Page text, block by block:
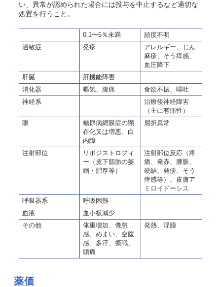
い、異常が認められた場合には投与を中止するなど適切な
処置を行うこと。
0.1〜5％未満
頻度不明
過敏症
発疹
アレルギー、じん
麻疹、そう痒感、
血圧降下
肝臓
肝機能障害
消化器
嘔気、腹痛
食欲不振、嘔吐
神経系
治療後神経障害
（主に有痛性）
眼
糖尿病網膜症の顕
在化又は増悪、白
内障
屈折異常
注射部位
リポジストロフィ
ー（皮下脂肪の萎
縮・肥厚等）
注射部位反応（疼
痛、発赤、腫脹、
硬結、発疹、そう
痒感等）、皮膚ア
ミロイドーシス
呼吸器系
呼吸困難
血液
血小板減少
その他
体重増加、倦怠
感、めまい、空腹
感、多汗、振戦、
頭痛
発熱、浮腫
薬価